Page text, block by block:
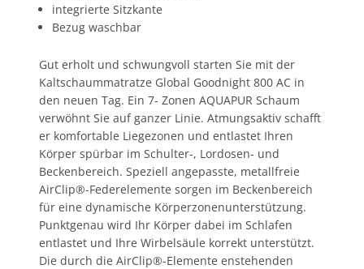
integrierte Sitzkante
Bezug waschbar
Gut erholt und schwungvoll starten Sie mit der
Kaltschaummatratze Global Goodnight 800 AC in
den neuen Tag. Ein 7- Zonen AQUAPUR Schaum
verwöhnt Sie auf ganzer Linie. Atmungsaktiv schafft
er komfortable Liegezonen und entlastet Ihren
Körper spürbar im Schulter-, Lordosen- und
Beckenbereich. Speziell angepasste, metallfreie
AirClip®-Federelemente sorgen im Beckenbereich
für eine dynamische Körperzonenunterstützung.
Punktgenau wird Ihr Körper dabei im Schlafen
entlastet und Ihre Wirbelsäule korrekt unterstützt.
Die durch die AirClip®-Elemente enstehenden